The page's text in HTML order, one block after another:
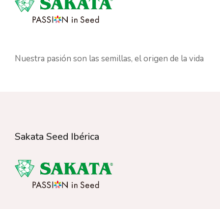
Nuestra pasión son las semillas, el origen de la vida
Sakata Seed Ibérica